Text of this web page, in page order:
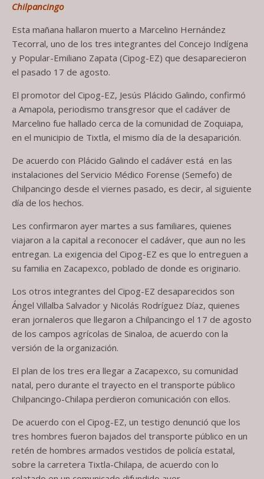
Chilpancingo
Esta mañana hallaron muerto a Marcelino Hernández
Tecorral, uno de los tres integrantes del Concejo Indígena
y Popular-Emiliano Zapata (Cipog-EZ) que desaparecieron
el pasado 17 de agosto.
El promotor del Cipog-EZ, Jesús Plácido Galindo, confirmó
a Amapola, periodismo transgresor que el cadáver de
Marcelino fue hallado cerca de la comunidad de Zoquiapa,
en el municipio de Tixtla, el mismo día de la desaparición.
De acuerdo con Plácido Galindo el cadáver está en las
instalaciones del Servicio Médico Forense (Semefo) de
Chilpancingo desde el viernes pasado, es decir, al siguiente
día de los hechos.
Les confirmaron ayer martes a sus familiares, quienes
viajaron a la capital a reconocer el cadáver, que aun no les
entregan. La exigencia del Cipog-EZ es que lo entreguen a
su familia en Zacapexco, poblado de donde es originario.
Los otros integrantes del Cipog-EZ desaparecidos son
Ángel Villalba Salvador y Nicolás Rodríguez Díaz, quienes
eran jornaleros que llegaron a Chilpancingo el 17 de agosto
de los campos agrícolas de Sinaloa, de acuerdo con la
versión de la organización.
El plan de los tres era llegar a Zacapexco, su comunidad
natal, pero durante el trayecto en el transporte público
Chilpancingo-Chilapa perdieron comunicación con ellos.
De acuerdo con el Cipog-EZ, un testigo denunció que los
tres hombres fueron bajados del transporte público en un
retén de hombres armados vestidos de policía estatal,
sobre la carretera Tixtla-Chilapa, de acuerdo con lo